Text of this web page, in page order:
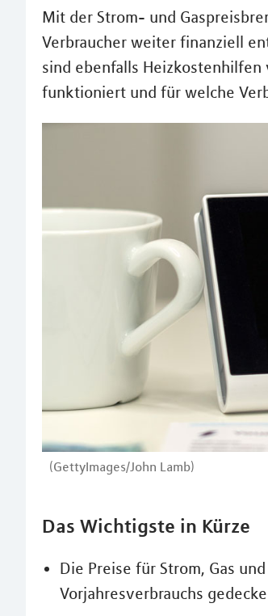
Mit der Strom- und
Verbraucher weiter finanziell
sind ebenfalls Heizkostenhilfen
funktioniert und für welche
(GettyImages/John Lamb)
Das Wichtigste in Kürze
Die Preise für Strom, Gas
Vorjahresverbrauchs